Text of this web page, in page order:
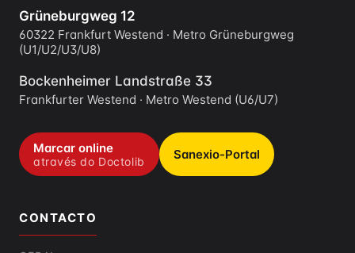
Grüneburgweg 12
60322 Frankfurt Westend · Metro Grüneburgweg
(U1/U2/U3/U8)
Bockenheimer Landstraße 33
Frankfurter Westend · Metro Westend (U6/U7)
Marcar online
através do Doctolib Sanexio-Portal
CONTACTO